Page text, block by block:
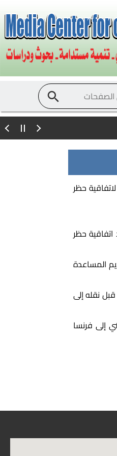
حظر
حظر
المساعدة
نقله إلى
إلى فرنسا